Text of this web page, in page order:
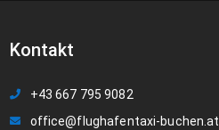
Kontakt
+43 667 795 9082
office@flughafentaxi-buchen.at